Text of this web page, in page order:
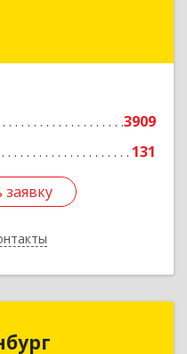
3909
131
Подробнее
Екатеринбург